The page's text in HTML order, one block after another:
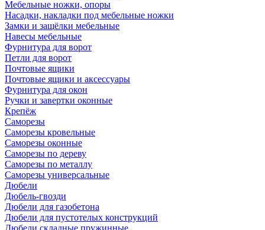
Мебельные ножки, опоры
Насадки, накладки под мебельные ножки
Замки и защёлки мебельные
Навесы мебельные
Фурнитура для ворот
Петли для ворот
Почтовые ящики
Почтовые ящики и аксессуары
Фурнитура для окон
Ручки и завертки оконные
Крепёж
Саморезы
Саморезы кровельные
Саморезы оконные
Саморезы по дереву
Саморезы по металлу
Саморезы универсальные
Дюбели
Дюбель-гвозди
Дюбели для газобетона
Дюбели для пустотелых конструкций
Дюбели складные пружинные